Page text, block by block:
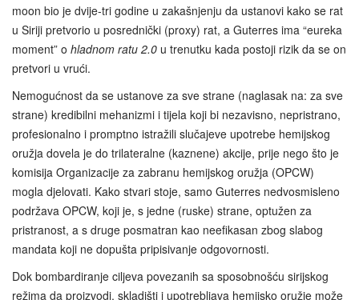
moon bio je dvije-tri godine u zakašnjenju da ustanovi kako se rat
u Siriji pretvorio u posrednički (proxy) rat, a Guterres ima “eureka
moment” o hladnom ratu 2.0 u trenutku kada postoji rizik da se on
pretvori u vrući.
Nemogućnost da se ustanove za sve strane (naglasak na: za sve
strane) kredibilni mehanizmi i tijela koji bi nezavisno, nepristrano,
profesionalno i promptno istražili slučajeve upotrebe hemijskog
oružja dovela je do trilateralne (kaznene) akcije, prije nego što je
komisija Organizacije za zabranu hemijskog oružja (OPCW)
mogla djelovati. Kako stvari stoje, samo Guterres nedvosmisleno
podržava OPCW, koji je, s jedne (ruske) strane, optužen za
pristranost, a s druge posmatran kao neefikasan zbog slabog
mandata koji ne dopušta pripisivanje odgovornosti.
Dok bombardiranje ciljeva povezanih sa sposobnošću sirijskog
režima da proizvodi, skladišti i upotrebljava hemijsko oružje može